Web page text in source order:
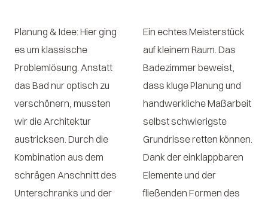
Planung & Idee: Hier ging
es um klassische
Problemlösung. Anstatt
das Bad nur optisch zu
verschönern, mussten
wir die Architektur
austricksen. Durch die
Kombination aus dem
schrägen Anschnitt des
Unterschranks und der
Ein echtes Meisterstück
auf kleinem Raum. Das
Badezimmer beweist,
dass kluge Planung und
handwerkliche Maßarbeit
selbst schwierigste
Grundrisse retten können.
Dank der einklappbaren
Elemente und der
fließenden Formen des